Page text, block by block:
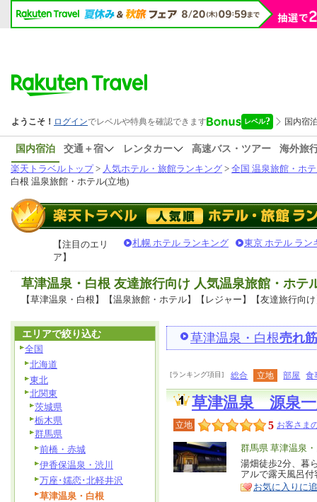
国内宿泊 交通＋宿 レンタカー 高速バス・ツアー
海外旅
楽天トラベルトップ> 人気ホテル・旅館ランキング > 全国 温泉旅館・ホ
白根 温泉旅館・ホテル(立地)
【注目のエリ
ア】
札幌 ホテル ランキング 東京 ホテル ラン
草津温泉・白根 友達旅行向け 人気温泉旅館・ホテ
【草津温泉・白根】【温泉旅館・ホテル】【レジャー】【友達旅行向
草津温泉・白根売れ筋
[ランキング項目] 総合 立地 部屋 食
草津温泉 源泉
立地 5 お客さま
エ
リ
ア
群馬県 草津温泉
特
徴
湯畑徒歩2分、暮
アルで露天風呂
お気に入りに
エリアで絞り込む
全国
北海道
東北
北関東
茨城県
栃木県
群馬県
前橋・赤城
伊香保温泉・渋川
万座･嬬恋･北軽井沢
草津温泉・白根